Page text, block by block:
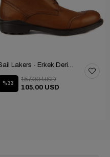
%33
105.00 USD
157.00 USD